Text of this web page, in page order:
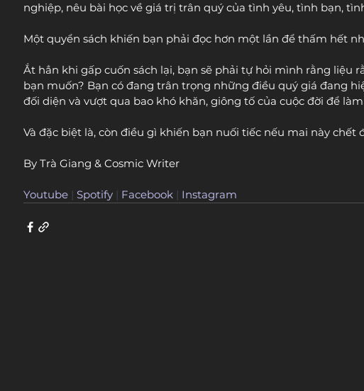
nghiệp, nêu bài học về giá trị trân quý của tình yêu, tình bạn,
Một quyển sách khiến bạn phải đọc hơn một lần để thấm hết
Ắt hẳn khi gấp cuốn sách lại, bạn sẽ phải tự hỏi mình rằng liệu
bạn muốn? Bạn có đang trân trọng những điều quý giá đang
đối diện và vượt qua bao khó khăn, giông tố của cuộc đời để
Và đặc biệt là, còn điều gì khiến bạn nuối tiếc nếu mai này chết
By Trà Giang & Cosmic Writer
Youtube | Spotify | Facebook | Instagram